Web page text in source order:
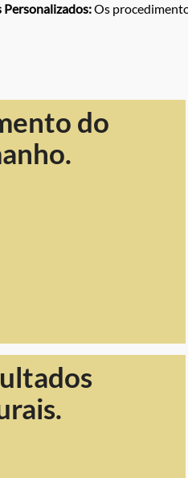
Personalizados:Os
do